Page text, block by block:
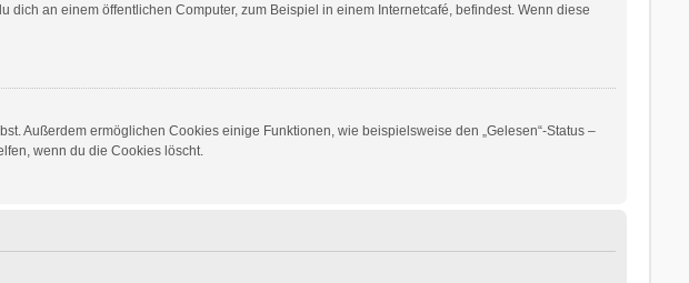
an einem öffentlichen Computer, zum Beispiel in einem Internetcafé, befindest. Wenn diese
Außerdem ermöglichen Cookies einige Funktionen, wie beispielsweise den „Gelesen“-Status –
wenn du die Cookies löscht.